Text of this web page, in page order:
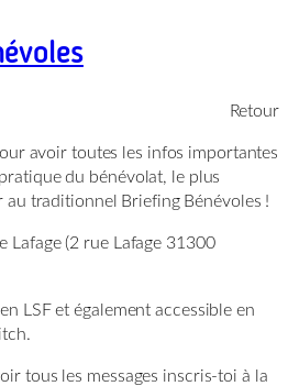
Retour
avoir toutes les infos importantes
du bénévolat, le plus
au traditionnel Briefing Bénévoles !
Lafage (2 rue Lafage 31300
LSF et également accessible en
tous les messages inscris-toi à la